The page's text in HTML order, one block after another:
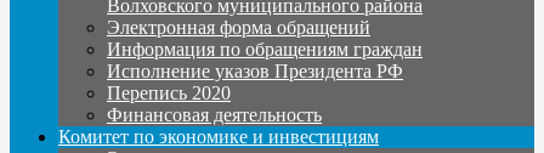
Волховского муниципального района
Электронная форма обращений
Информация по обращениям граждан
Исполнение указов Президента РФ
Перепись 2020
Финансовая деятельность
Комитет по экономике и инвестициям